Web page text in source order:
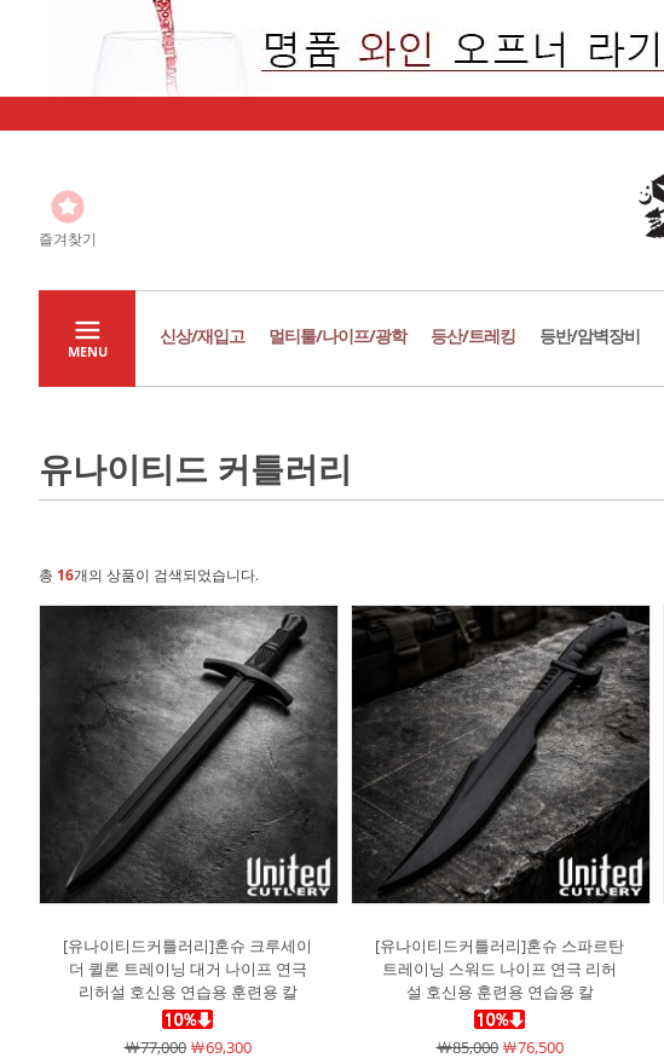
즐겨찾기
MENU
신상/재입고 멀티툴/나이프/광학 등산/트레킹 등반/암벽장비
유나이티드 커틀러리
총 16개의 상품이 검색되었습니다.
[유나이티드커틀러리]혼슈 크루세이
더 퀼론 트레이닝 대거 나이프 연극
리허설 호신용 연습용 훈련용 칼
￦77,000￦69,300
[유나이티드커틀러리]혼슈 스파르탄
트레이닝 스워드 나이프 연극 리허
설 호신용 훈련용 연습용 칼
￦85,000￦76,500